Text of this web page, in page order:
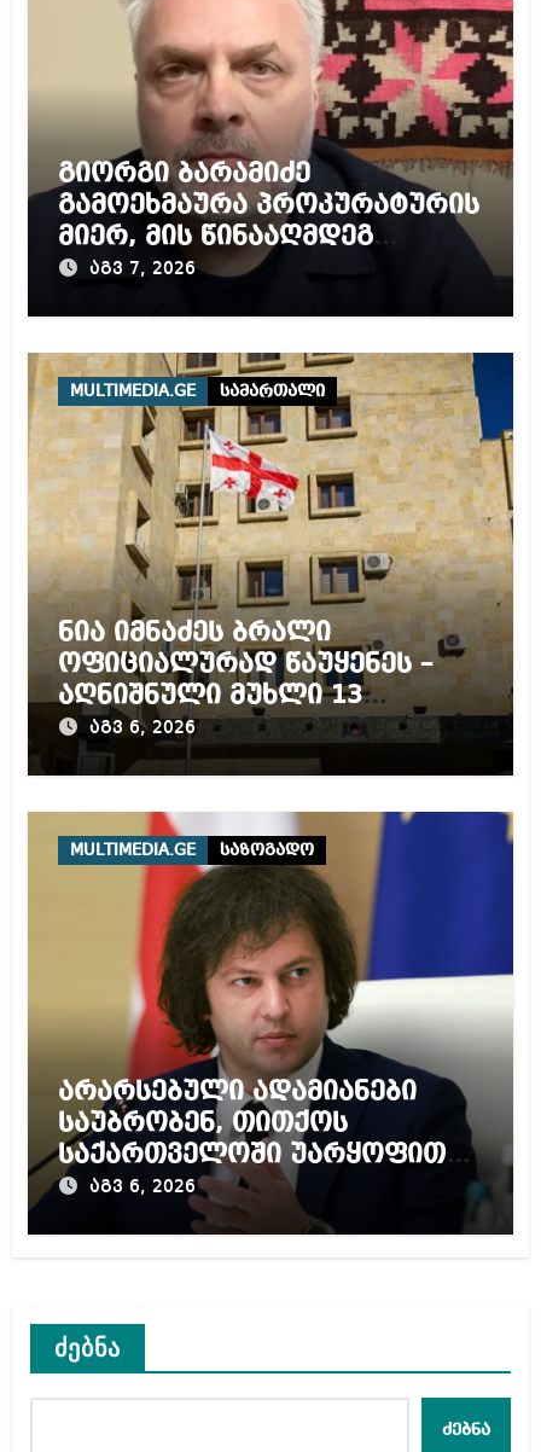
გიორგი ბარამიძე
გამოეხმაურა პროკურატურის
მიერ, მის წინააღმდეგ
დაწყებულ გამოძიებას
აგვ 7, 2026
MULTIMEDIA.GE სამართალი
ნია იმნაძეს ბრალი
ოფიციალურად წაუყენეს –
აღნიშნული მუხლი 13
წლამდე პატიმრობას
ითვალისწინებს
აგვ 6, 2026
MULTIMEDIA.GE საზოგადო
არარსებული ადამიანები
საუბრობენ, თითქოს
საქართველოში უარყოფითი
გარემოა შექმნილი რუსი
ტურისტებისთვის, ჩვენი კარი
აგვ 6, 2026
ძებნა
ძებნა